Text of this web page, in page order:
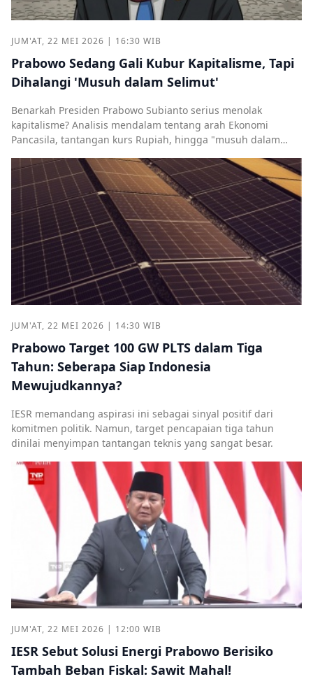
JUM'AT, 22 MEI 2026 | 16:30 WIB
Prabowo Sedang Gali Kubur Kapitalisme, Tapi
Dihalangi 'Musuh dalam Selimut'
Benarkah Presiden Prabowo Subianto serius menolak
kapitalisme? Analisis mendalam tentang arah Ekonomi
Pancasila, tantangan kurs Rupiah, hingga "musuh dalam
JUM'AT, 22 MEI 2026 | 14:30 WIB
Prabowo Target 100 GW PLTS dalam Tiga
Tahun: Seberapa Siap Indonesia
Mewujudkannya?
IESR memandang aspirasi ini sebagai sinyal positif dari
komitmen politik. Namun, target pencapaian tiga tahun
dinilai menyimpan tantangan teknis yang sangat besar.
JUM'AT, 22 MEI 2026 | 12:00 WIB
IESR Sebut Solusi Energi Prabowo Berisiko
Tambah Beban Fiskal: Sawit Mahal!